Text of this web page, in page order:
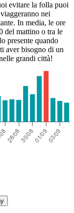
evitare la folla puoi
nei
In media, le ore
del mattino o tra le
presente quando
aver bisogno di un
grandi città!